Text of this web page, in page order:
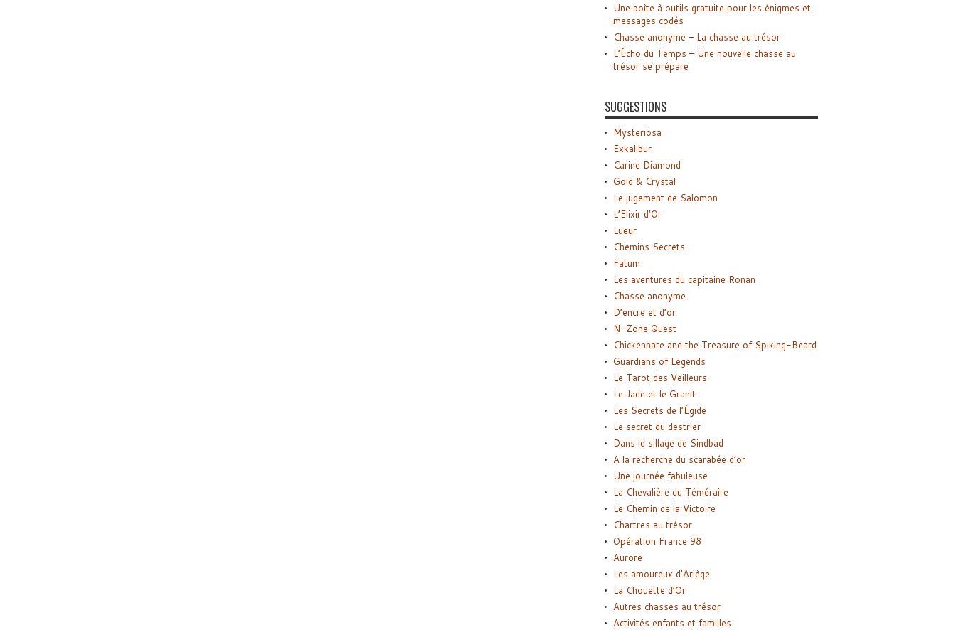
Une boîte à outils gratuite pour les énigmes et
messages codés
Chasse anonyme – La chasse au trésor
L’Écho du Temps – Une nouvelle chasse au
trésor se prépare
SUGGESTIONS
Mysteriosa
Exkalibur
Carine Diamond
Gold & Crystal
Le jugement de Salomon
L’Elixir d’Or
Lueur
Chemins Secrets
Fatum
Les aventures du capitaine Ronan
Chasse anonyme
D’encre et d’or
N-Zone Quest
Chickenhare and the Treasure of Spiking-Beard
Guardians of Legends
Le Tarot des Veilleurs
Le Jade et le Granit
Les Secrets de l’Égide
Le secret du destrier
Dans le sillage de Sindbad
A la recherche du scarabée d’or
Une journée fabuleuse
La Chevalière du Téméraire
Le Chemin de la Victoire
Chartres au trésor
Opération France 98
Aurore
Les amoureux d’Ariège
La Chouette d’Or
Autres chasses au trésor
Activités enfants et familles